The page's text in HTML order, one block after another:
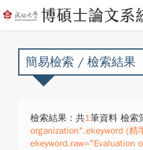
簡易檢索 / 檢索結果
檢索結果：共1筆資料 檢索
organization".ekeyword (精
ekeyword.raw="Evaluation